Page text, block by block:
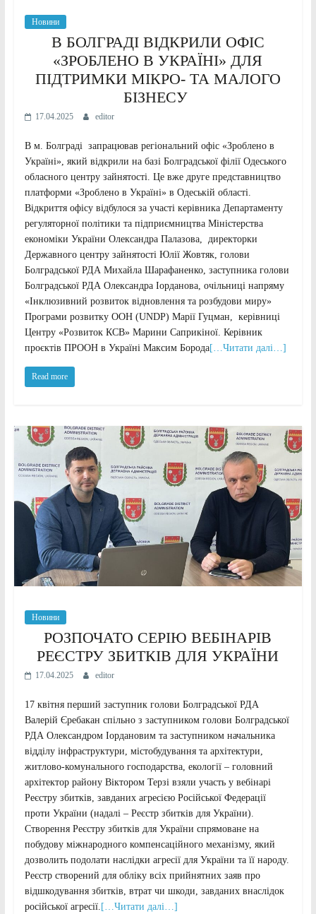
Новини
В БОЛГРАДІ ВІДКРИЛИ ОФІС
«ЗРОБЛЕНО В УКРАЇНІ» ДЛЯ
ПІДТРИМКИ МІКРО- ТА МАЛОГО
БІЗНЕСУ
17.04.2025 editor
В м. Болграді запрацював регіональний офіс «Зроблено в
Україні», який відкрили на базі Болградської філії Одеського
обласного центру зайнятості. Це вже друге представництво
платформи «Зроблено в Україні» в Одеській області.
Відкриття офісу відбулося за участі керівника Департаменту
регуляторної політики та підприємництва Міністерства
економіки України Олександра Палазова, директорки
Державного центру зайнятості Юлії Жовтяк, голови
Болградської РДА Михайла Шарафаненко, заступника голови
Болградської РДА Олександра Іорданова, очільниці напряму
«Інклюзивний розвиток відновлення та розбудови миру»
Програми розвитку ООН (UNDP) Марії Гуцман, керівниці
Центру «Розвиток КСВ» Марини Саприкіної. Керівник
проєктів ПРООН в Україні Максим Борода[…Читати далі…]
Read more
Новини
РОЗПОЧАТО СЕРІЮ ВЕБІНАРІВ
РЕЄСТРУ ЗБИТКІВ ДЛЯ УКРАЇНИ
17.04.2025 editor
17 квітня перший заступник голови Болградської РДА
Валерій Єребакан спільно з заступником голови Болградської
РДА Олександром Іордановим та заступником начальника
відділу інфраструктури, містобудування та архітектури,
житлово-комунального господарства, екології – головний
архітектор району Віктором Терзі взяли участь у вебінарі
Реєстру збитків, завданих агресією Російської Федерації
проти України (надалі – Реєстр збитків для України).
Створення Реєстру збитків для України спрямоване на
побудову міжнародного компенсаційного механізму, який
дозволить подолати наслідки агресії для України та її народу.
Реєстр створений для обліку всіх прийнятних заяв про
відшкодування збитків, втрат чи шкоди, завданих внаслідок
російської агресії. […Читати далі…]